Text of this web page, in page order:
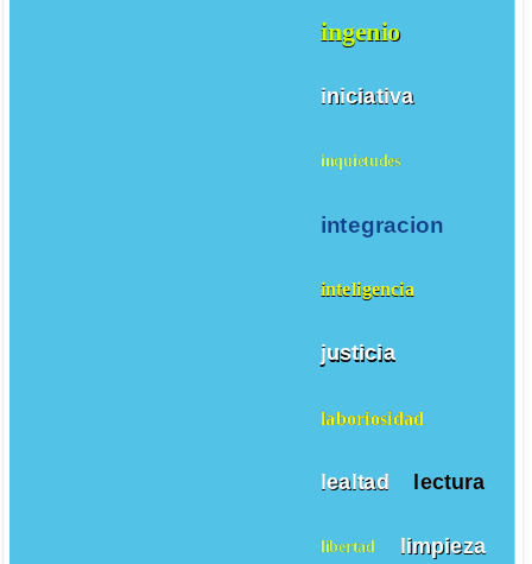
ingenio
iniciativa
inquietudes
integracion
inteligencia
justicia
laboriosidad
lealtad lectura
libertad limpieza